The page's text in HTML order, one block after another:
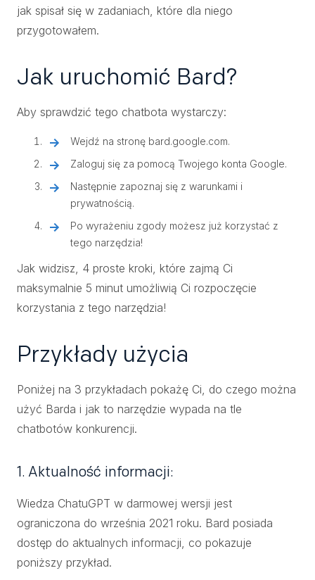
jak spisał się w zadaniach, które dla niego
przygotowałem.
Jak uruchomić Bard?
Aby sprawdzić tego chatbota wystarczy:
Wejdź na stronę bard.google.com.
Zaloguj się za pomocą Twojego konta Google.
Następnie zapoznaj się z warunkami i
prywatnością.
Po wyrażeniu zgody możesz już korzystać z
tego narzędzia!
Jak widzisz, 4 proste kroki, które zajmą Ci
maksymalnie 5 minut umożliwią Ci rozpoczęcie
korzystania z tego narzędzia!
Przykłady użycia
Poniżej na 3 przykładach pokażę Ci, do czego można
użyć Barda i jak to narzędzie wypada na tle
chatbotów konkurencji.
1. Aktualność informacji:
Wiedza ChatuGPT w darmowej wersji jest
ograniczona do września 2021 roku. Bard posiada
dostęp do aktualnych informacji, co pokazuje
poniższy przykład.